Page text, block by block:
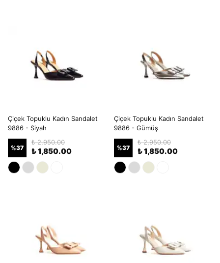
Çiçek Topuklu Kadın Sandalet
9886 - Siyah
%37
₺ 2,950.00
₺ 1,850.00
Çiçek Topuklu Kadın Sandalet
9886 - Gümüş
%37
₺ 2,950.00
₺ 1,850.00